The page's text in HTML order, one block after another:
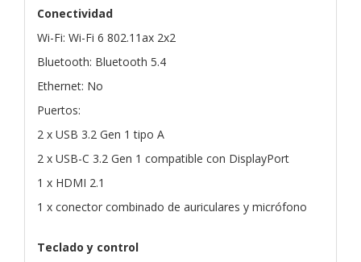
Conectividad
Wi-Fi: Wi-Fi 6 802.11ax 2x2
Bluetooth: Bluetooth 5.4
Ethernet: No
Puertos:
2 x USB 3.2 Gen 1 tipo A
2 x USB-C 3.2 Gen 1 compatible con DisplayPort
1 x HDMI 2.1
1 x conector combinado de auriculares y micrófono
Teclado y control